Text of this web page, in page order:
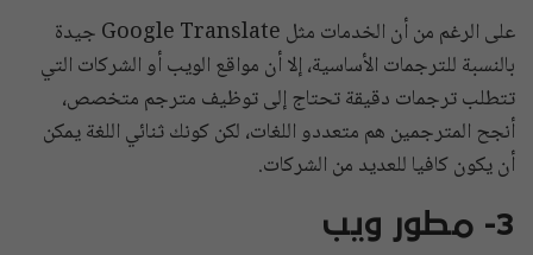
على الرغم من أن الخدمات مثل Google Translate جيدة
بالنسبة للترجمات الأساسية، إلا أن مواقع الويب أو الشركات التي
تتطلب ترجمات دقيقة تحتاج إلى توظيف مترجم متخصص،
أنجح المترجمين هم متعددو اللغات، لكن كونك ثنائي اللغة يمكن
أن يكون كافيا للعديد من الشركات.
3- مطور ويب